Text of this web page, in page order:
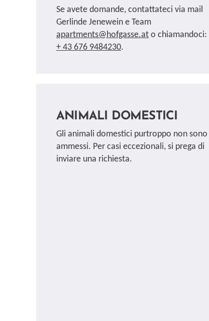
Se avete domande, contattateci via mail
Gerlinde Jenewein e Team
apartments@hofgasse.at o chiamandoci:
+ 43 676 9484230.
ANIMALI DOMESTICI
Gli animali domestici purtroppo non sono
ammessi. Per casi eccezionali, si prega di
inviare una richiesta.